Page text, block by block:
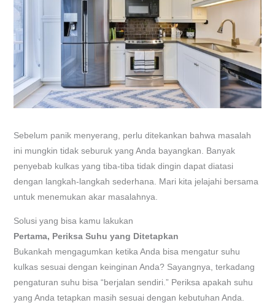
Sebelum panik menyerang, perlu ditekankan bahwa masalah
ini mungkin tidak seburuk yang Anda bayangkan. Banyak
penyebab kulkas yang tiba-tiba tidak dingin dapat diatasi
dengan langkah-langkah sederhana. Mari kita jelajahi bersama
untuk menemukan akar masalahnya.
Solusi yang bisa kamu lakukan
Pertama, Periksa Suhu yang Ditetapkan
Bukankah mengagumkan ketika Anda bisa mengatur suhu
kulkas sesuai dengan keinginan Anda? Sayangnya, terkadang
pengaturan suhu bisa “berjalan sendiri.” Periksa apakah suhu
yang Anda tetapkan masih sesuai dengan kebutuhan Anda.